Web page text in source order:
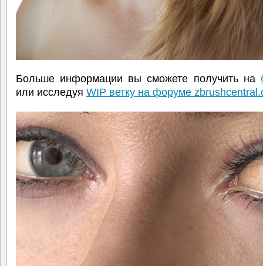
Больше информации вы сможете получить на
или исследуя WIP ветку на форуме